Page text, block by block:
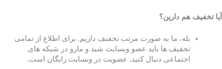
آیا تخفیف هم دارین؟
بله، ما به صورت مرتب تخفیف داریم. برای اطلاع از تمامی
تخفیف ها باید عضو وبسایت شید و مارو در شبکه های
اجتماعی دنبال کنید. عضویت در وبسایت رایگان است.